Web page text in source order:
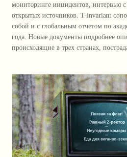
мониторинге инцидентов, интервью
открытых источников. T-invariant
собой и с глобальным отчетом по
года. Новые документы подробнее
происходящие в трех странах,